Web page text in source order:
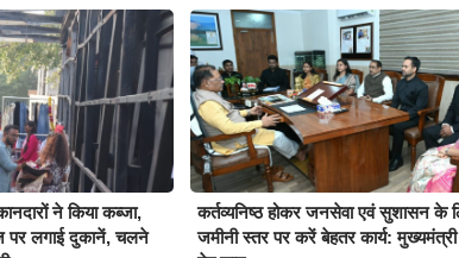
ने किया कब्जा,
पर लगाई दुकानें, चलने
कर्तव्यनिष्ठ होकर जनसेवा एवं सुशासन के
जमीनी स्तर पर करें बेहतर कार्य: मुख्यमंत्री